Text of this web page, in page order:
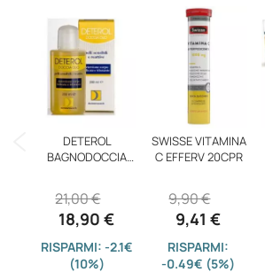
DETEROL
BAGNODOCCIA
18,90 €
21,00 €
RISPARMI: -2.1€
(10%)
SWISSE VITAMINA
C EFFERV 20CPR
9,41 €
9,90 €
RISPARMI:
-0.49€ (5%)